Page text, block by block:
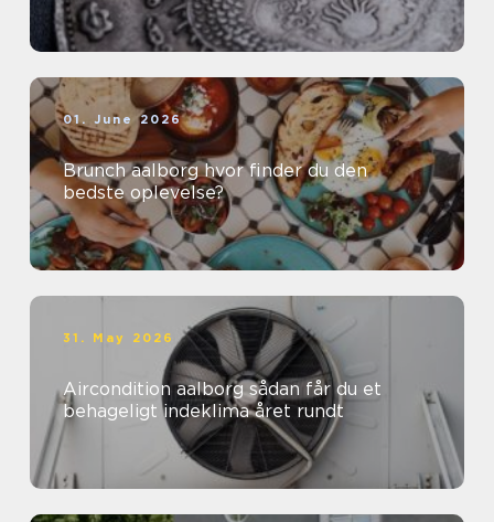
01. June 2026
Brunch aalborg hvor finder du den
bedste oplevelse?
31. May 2026
Aircondition aalborg sådan får du et
behageligt indeklima året rundt